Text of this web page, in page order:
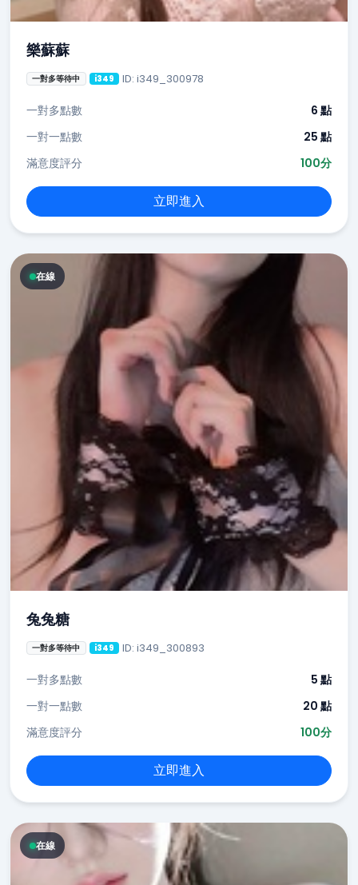
樂蘇蘇
一對多等待中 i349 ID: i349_300978
一對多點數
6 點
一對一點數
25 點
滿意度評分
100分
立即進入
在線
兔兔糖
一對多等待中 i349 ID: i349_300893
一對多點數
5 點
一對一點數
20 點
滿意度評分
100分
立即進入
在線